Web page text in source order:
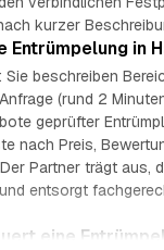
Entsorgung
kurzer
Entrümpelung in
Sie beschreiben
(rund 2
geprüfter
nach Preis,
Partner trägt aus,
entsorgt
eine